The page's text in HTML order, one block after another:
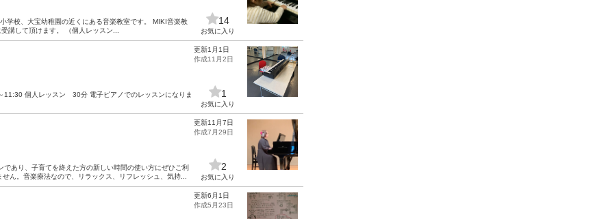
学校、大宝幼稚園の近くにある音楽教室です。 MIKI音楽教
講して頂けます。 （個人レッスン...
14
お気に入り
個人レッスン 30分 電子ピアノでのレッスンになりま
更新1月1日
作成11月2日
1
お気に入り
あり、子育てを終えた方の新しい時間の使い方にぜひご利
ん。音楽療法なので、リラックス、リフレッシュ、気持...
更新11月7日
作成7月29日
2
お気に入り
更新6月1日
作成5月23日